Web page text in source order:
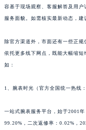
容基于现场观察、客服解答及用
服务面貌。如需核实最新动态，建
除官方渠道外，市面还有一些正规
依托更多线下网点，既能大幅缩短
如：
1、腕表时光（官方全国统一热线
一站式腕表服务平台，始于2001
99.20%，二次返修率：0.02%，